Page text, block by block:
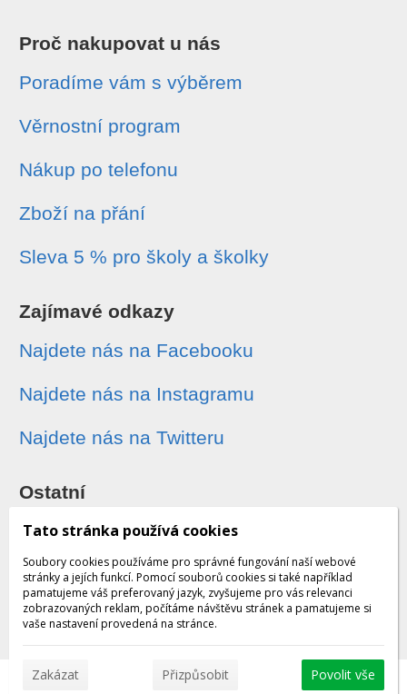
Proč nakupovat u nás
Poradíme vám s výběrem
Věrnostní program
Nákup po telefonu
Zboží na přání
Sleva 5 % pro školy a školky
Zajímavé odkazy
Najdete nás na Facebooku
Najdete nás na Instagramu
Najdete nás na Twitteru
Ostatní
Sledování zásilek
Dárkové poukazy
Obchodní podmínky - archiv
www.wexbo.com |Přihlásit
Tato stránka používá cookies
Soubory cookies používáme pro správné fungování naší webové
stránky a jejích funkcí. Pomocí souborů cookies si také například
pamatujeme váš preferovaný jazyk, zvyšujeme pro vás relevanci
zobrazovaných reklam, počítáme návštěvu stránek a pamatujeme si
vaše nastavení provedená na stránce.
Zakázat Přizpůsobit Povolit vše